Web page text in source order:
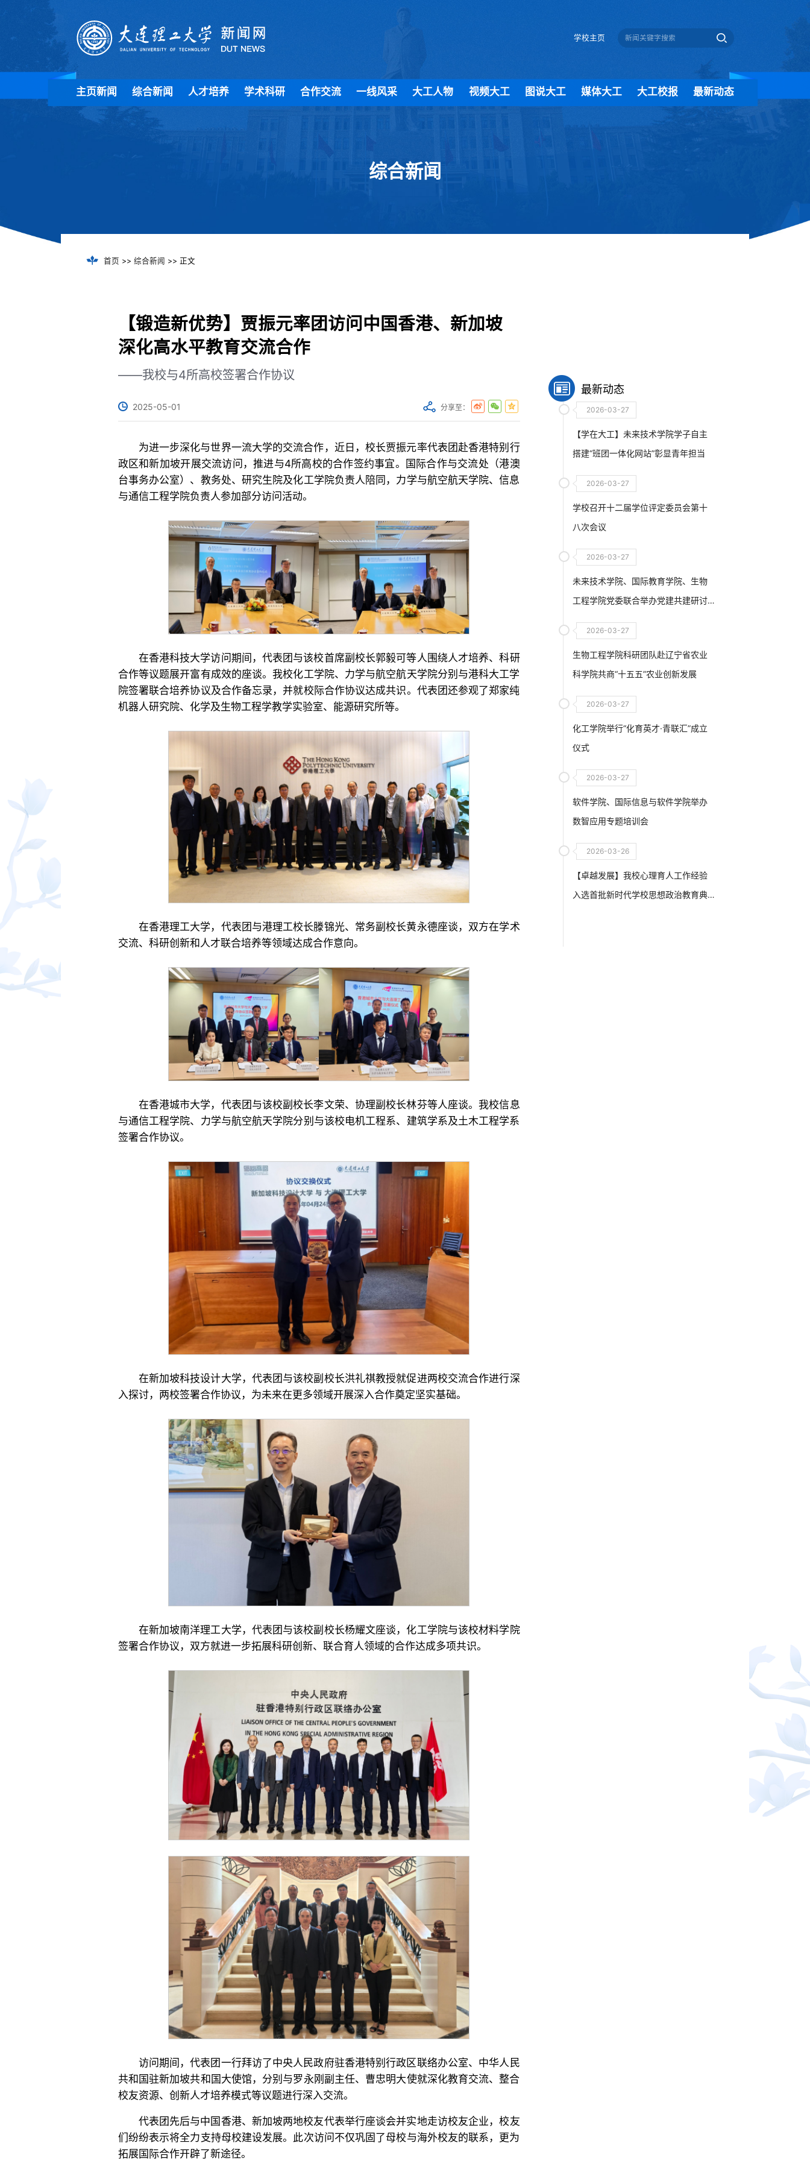
学校主页
主页新闻 综合新闻 人才培养 学术科研 合作交流 一线风采 大工人物 视频大工 图说大工 媒体大工 大工校报 最新动态
综合新闻
首页 >> 综合新闻 >> 正文
【锻造新优势】贾振元率团访问中国香港、新加坡
深化高水平教育交流合作
——我校与4所高校签署合作协议
2025-05-01 分享至：
为进一步深化与世界一流大学的交流合作，近日，校长贾振元率代表团赴香港特别行
政区和新加坡开展交流访问，推进与4所高校的合作签约事宜。国际合作与交流处（港澳
台事务办公室）、教务处、研究生院及化工学院负责人陪同，力学与航空航天学院、信息
与通信工程学院负责人参加部分访问活动。
在香港科技大学访问期间，代表团与该校首席副校长郭毅可等人围绕人才培养、科研
合作等议题展开富有成效的座谈。我校化工学院、力学与航空航天学院分别与港科大工学
院签署联合培养协议及合作备忘录，并就校际合作协议达成共识。代表团还参观了郑家纯
机器人研究院、化学及生物工程学教学实验室、能源研究所等。
在香港理工大学，代表团与港理工校长滕锦光、常务副校长黄永德座谈，双方在学术
交流、科研创新和人才联合培养等领域达成合作意向。
在香港城市大学，代表团与该校副校长李文荣、协理副校长林芬等人座谈。我校信息
与通信工程学院、力学与航空航天学院分别与该校电机工程系、建筑学系及土木工程学系
签署合作协议。
在新加坡科技设计大学，代表团与该校副校长洪礼祺教授就促进两校交流合作进行深
入探讨，两校签署合作协议，为未来在更多领域开展深入合作奠定坚实基础。
在新加坡南洋理工大学，代表团与该校副校长杨耀文座谈，化工学院与该校材料学院
签署合作协议，双方就进一步拓展科研创新、联合育人领域的合作达成多项共识。
访问期间，代表团一行拜访了中央人民政府驻香港特别行政区联络办公室、中华人民
共和国驻新加坡共和国大使馆，分别与罗永刚副主任、曹忠明大使就深化教育交流、整合
校友资源、创新人才培养模式等议题进行深入交流。
代表团先后与中国香港、新加坡两地校友代表举行座谈会并实地走访校友企业，校友
们纷纷表示将全力支持母校建设发展。此次访问不仅巩固了母校与海外校友的联系，更为
拓展国际合作开辟了新途径。
最新动态
2026-03-27
【学在大工】未来技术学院学子自主
搭建“班团一体化网站”彰显青年担当
2026-03-27
学校召开十二届学位评定委员会第十
八次会议
2026-03-27
未来技术学院、国际教育学院、生物
工程学院党委联合举办党建共建研讨
2026-03-27
生物工程学院科研团队赴辽宁省农业
科学院共商“十五五”农业创新发展
2026-03-27
化工学院举行“化育英才·青联汇”成立
仪式
2026-03-27
软件学院、国际信息与软件学院举办
数智应用专题培训会
2026-03-26
【卓越发展】我校心理育人工作经验
入选首批新时代学校思想政治教育典